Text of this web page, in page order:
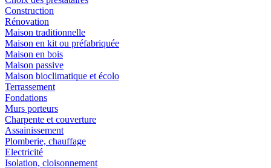
Construction
Rénovation
Maison traditionnelle
Maison en kit ou préfabriquée
Maison en bois
Maison passive
Maison bioclimatique et écolo
Terrassement
Fondations
Murs porteurs
Charpente et couverture
Assainissement
Plomberie, chauffage
Electricité
Isolation, cloisonnement